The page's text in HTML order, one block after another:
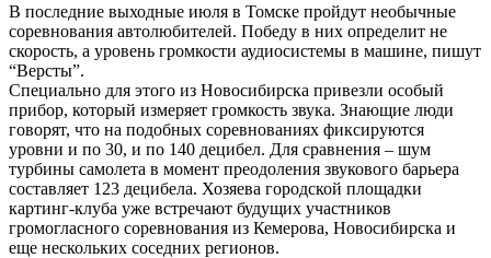
В последние выходные июля в Томске пройдут необычные
соревнования автолюбителей. Победу в них определит не
скорость, а уровень громкости аудиосистемы в машине, пишут
“Версты”.
Специально для этого из Новосибирска привезли особый
прибор, который измеряет громкость звука. Знающие люди
говорят, что на подобных соревнованиях фиксируются
уровни и по 30, и по 140 децибел. Для сравнения – шум
турбины самолета в момент преодоления звукового барьера
составляет 123 децибела. Хозяева городской площадки
картинг-клуба уже встречают будущих участников
громогласного соревнования из Кемерова, Новосибирска и
еще нескольких соседних регионов.